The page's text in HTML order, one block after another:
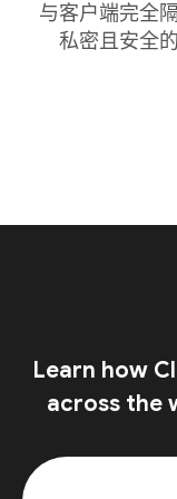
与客户端完全
私密且安全
Learn how
across the